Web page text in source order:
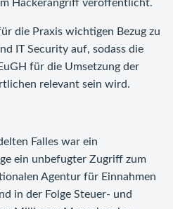
Hackerangriff veröffentlicht.
die Praxis wichtigen Bezug zu
IT Security auf, sodass die
für die Umsetzung der
relevant sein wird.
Falles war ein
ein unbefugter Zugriff zum
Agentur für Einnahmen
in der Folge Steuer- und